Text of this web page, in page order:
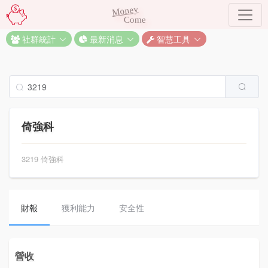
Money
Come
社群統計 最新消息 智慧工具
倚強科
3219 倚強科
財報 獲利能力 安全性
營收